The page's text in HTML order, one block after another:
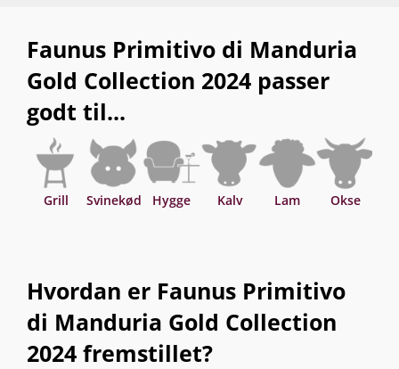
Faunus Primitivo di Manduria
Gold Collection 2024 passer
godt til...
Grill Svinekød Hygge Kalv Lam Okse
Hvordan er Faunus Primitivo
di Manduria Gold Collection
2024 fremstillet?